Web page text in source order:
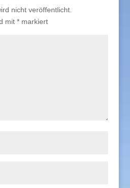
nicht veröffentlicht.
mit *markiert